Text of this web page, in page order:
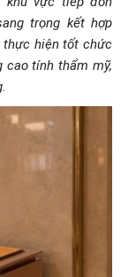
trọng kết hợp
thực hiện tốt chức
cao tính thẩm mỹ,